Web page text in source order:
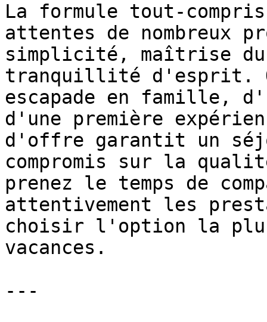
La formule tout-
attentes de nombreux
simplicité, maîtrise
tranquillité d'esprit.
escapade en famille,
d'une première
d'offre garantit un
compromis sur la
prenez le temps de
attentivement les
choisir l'option la
vacances.
---